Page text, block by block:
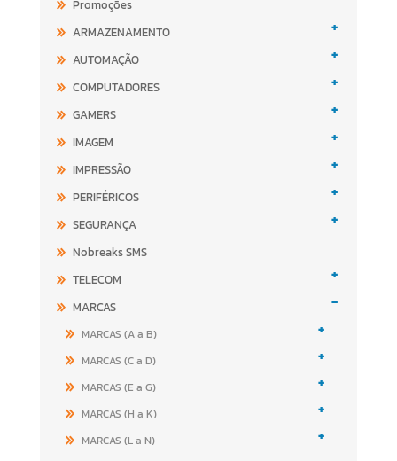
Promoções
ARMAZENAMENTO
+
AUTOMAÇÃO +
COMPUTADORES +
GAMERS +
IMAGEM +
IMPRESSÃO +
PERIFÉRICOS +
SEGURANÇA +
Nobreaks SMS
TELECOM
+
MARCAS -
MARCAS (A a B) +
MARCAS (C a D) +
MARCAS (E a G) +
MARCAS (H a K) +
MARCAS (L a N) +